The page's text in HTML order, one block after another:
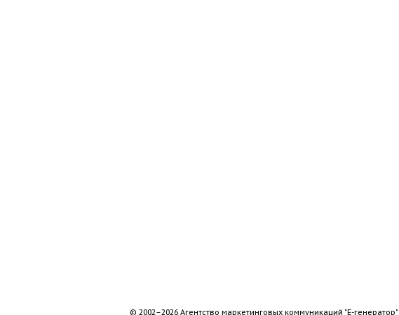
© 2002–2026 Агентство маркетинговых коммуникаций "Е-генератор"